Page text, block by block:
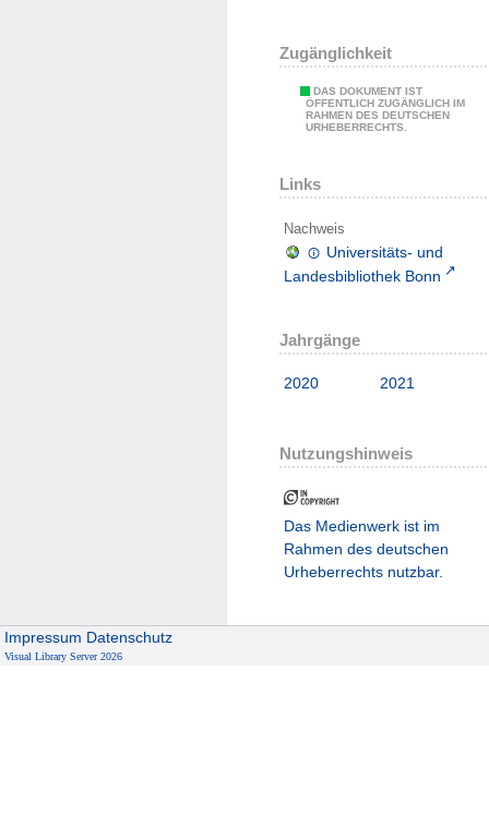
Zugänglichkeit
DAS DOKUMENT IST
ÖFFENTLICH ZUGÄNGLICH IM
RAHMEN DES DEUTSCHEN
URHEBERRECHTS.
Links
Nachweis
Universitäts- und
Landesbibliothek Bonn
Jahrgänge
2020 2021
Nutzungshinweis
Das Medienwerk ist im
Rahmen des deutschen
Urheberrechts nutzbar.
Impressum Datenschutz
Visual Library Server 2026